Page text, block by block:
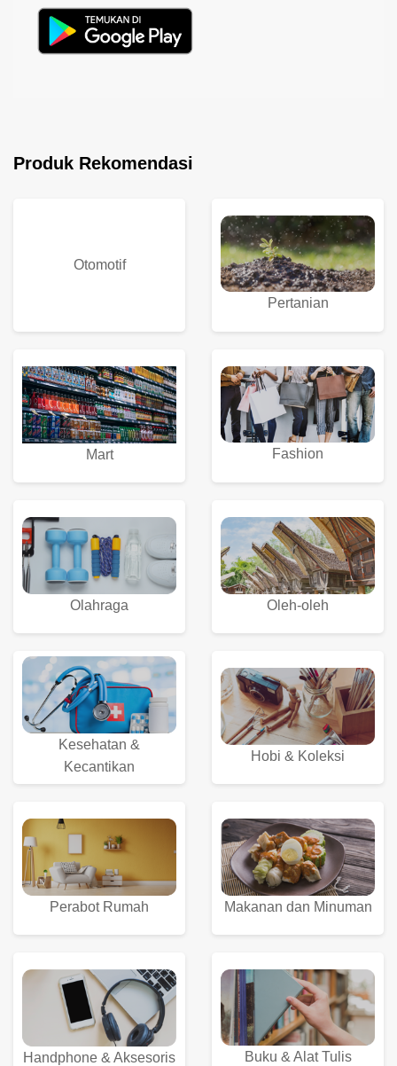
Produk Rekomendasi
Otomotif
Pertanian
Mart Fashion
Olahraga Oleh-oleh
Kesehatan &
Kecantikan
Hobi & Koleksi
Perabot Rumah Makanan dan Minuman
Handphone & Aksesoris Buku & Alat Tulis